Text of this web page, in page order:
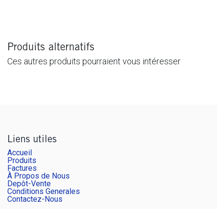
Produits alternatifs
Ces autres produits pourraient vous intéresser
Liens utiles
Accueil
Produits
Factures
À Propos de Nous
Depôt-Vente
Conditions Generales
Contactez-Nous